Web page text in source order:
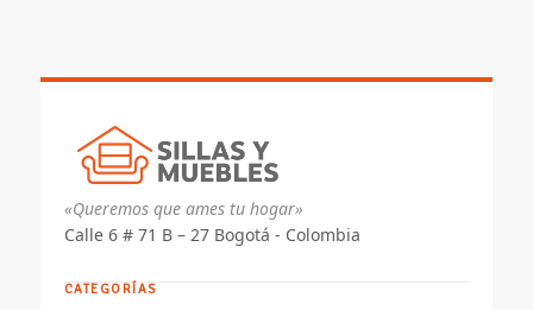
«Queremos que ames tu hogar»
Calle 6 # 71 B – 27 Bogotá - Colombia
CATEGORÍAS